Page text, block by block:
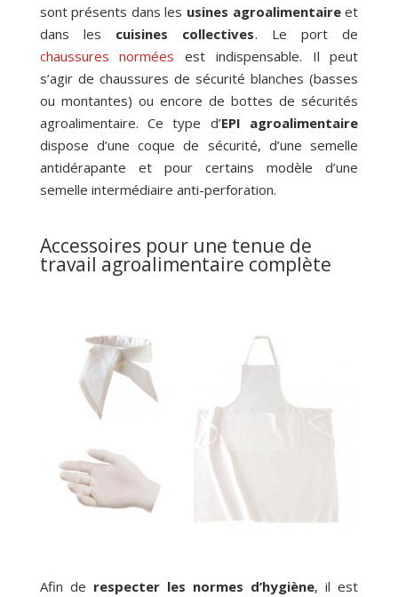
sont présents dans les usines agroalimentaireet
dans les cuisines collectives. Le port de
chaussures normées est indispensable. Il peut
s’agir de chaussures de sécurité blanches (basses
ou montantes) ou encore de bottes de sécurités
agroalimentaire. Ce type d’EPI agroalimentaire
dispose d’une coque de sécurité, d’une semelle
antidérapante et pour certains modèle d’une
semelle intermédiaire anti-perforation.
Accessoires pour une tenue de
travail agroalimentaire complète
Afin de respecter les normes d’hygiène, il est